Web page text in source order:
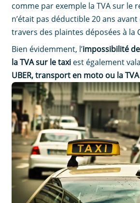
comme par exemple la TVA sur le
n’était pas déductible 20 ans avant
travers des plaintes déposées à la
Bien évidemment, l’impossibilité
la TVA sur le taxi est également
UBER, transport en moto ou la